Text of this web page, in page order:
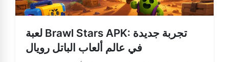
لعبة Brawl Stars APK: تجربة جديدة
في عالم ألعاب الباتل رويال